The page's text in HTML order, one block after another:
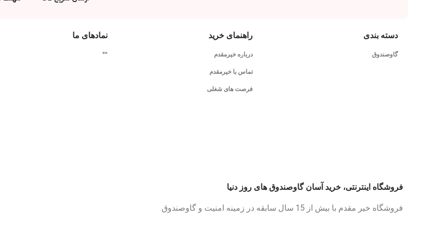
دسته بندی
گاوصندوق
راهنمای خرید
درباره خیرمقدم
تماس با خیرمقدم
فرصت های شغلی
نمادهای ما
"
"
فروشگاه اینترنتی، خرید آسان گاوصندوق های روز دنیا
فروشگاه خیر مقدم با بیش از 15 سال سابقه در زمینه امنیت و گاوصندوق